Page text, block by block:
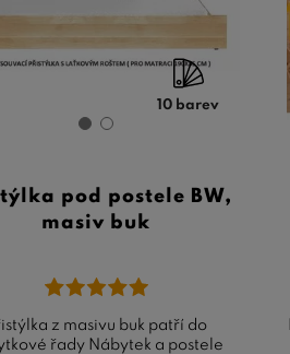
10 barev
pod postele BW,
masiv buk
z masivu buk patří do
řady Nábytek a postele